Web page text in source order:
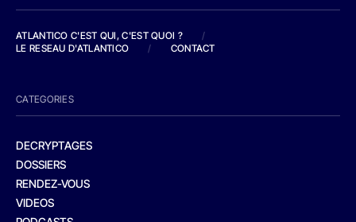
ATLANTICO C'EST QUI, C'EST QUOI ?
/
LE RESEAU D'ATLANTICO
/ CONTACT
CATEGORIES
DECRYPTAGES
DOSSIERS
RENDEZ-VOUS
VIDEOS